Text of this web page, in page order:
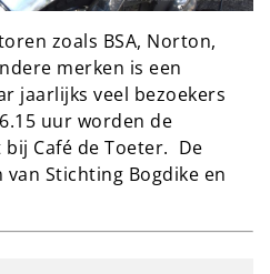
zoals BSA, Norton,
merken is een
jaarlijks veel bezoekers
uur worden de
Café de Toeter. De
Stichting Bogdike en